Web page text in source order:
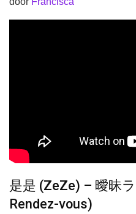
是是 (ZeZe) – 曖昧
Rendez-vous)